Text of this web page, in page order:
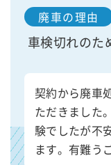
廃車の理由
車検切れのた
契約から廃車
ただきました
験でしたが不
ます。有難う